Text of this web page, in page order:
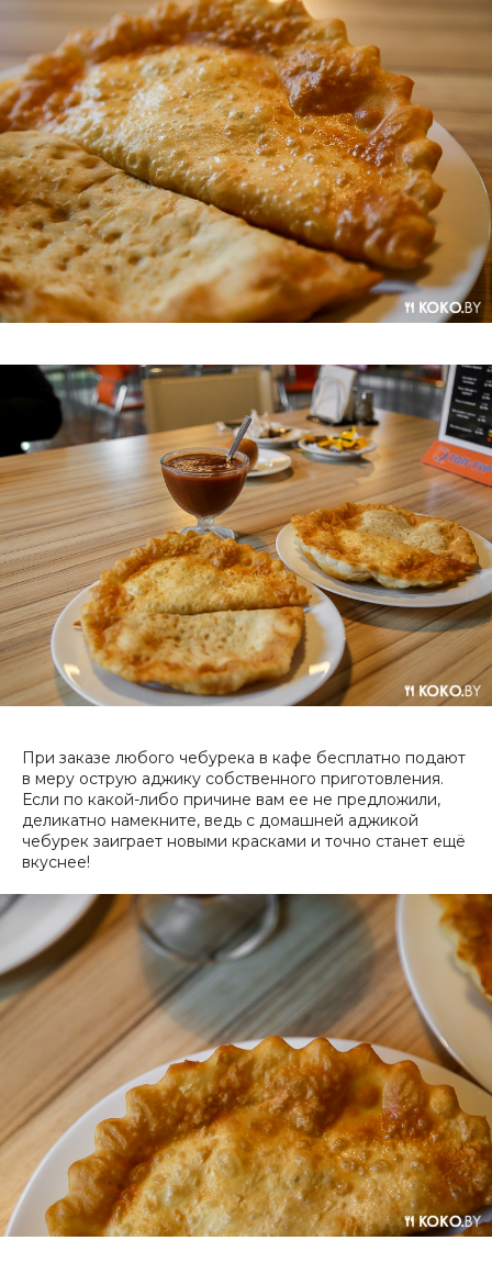
При заказе любого чебурека в кафе бесплатно подают
в меру острую аджику собственного приготовления.
Если по какой-либо причине вам ее не предложили,
деликатно намекните, ведь с домашней аджикой
чебурек заиграет новыми красками и точно станет ещё
вкуснее!